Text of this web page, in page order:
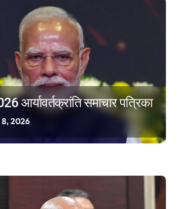
आर्यावर्तक्रांति समाचार पत्रिका
8, 2026